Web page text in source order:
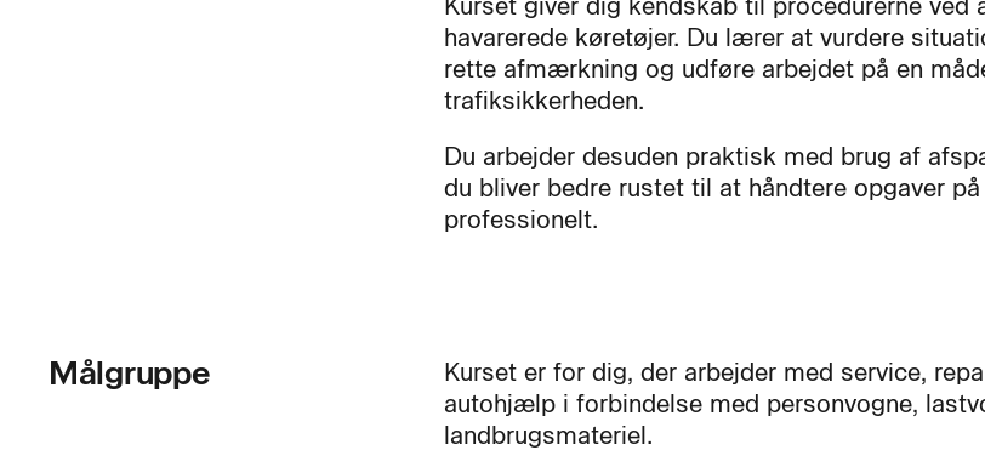
havarerede køretøjer. Du lærer at vurdere
rette afmærkning og udføre arbejdet på en
trafiksikkerheden.
Du arbejder desuden praktisk med brug af
du bliver bedre rustet til at håndtere opgaver
professionelt.
Målgruppe
Kurset er for dig, der arbejder med service,
autohjælp i forbindelse med personvogne,
landbrugsmateriel.